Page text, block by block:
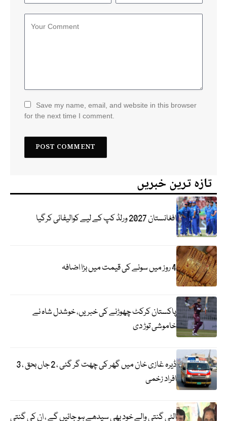
Save my name, email, and website in this browser
for the next time I comment.
تازہ ترین خبریں
افغانستان 2027 ورلڈ کپ کے لیے کوالیفائی کرگیا
4 روز میں سونے کی قیمت میں بڑا اضافہ
پاکستان کرکٹ چھوڑنے کی خبریں، خوشدل شاہ نے
خاموشی توڑ دی
ڈیرہ غازی خان میں گھر کی چھت گر گئی ، 2 جاں بحق ، 3
افراد زخمی
الٹی گنتی والے خود بھی سیدھے ہو جائیں گے ، ان کی گنتی